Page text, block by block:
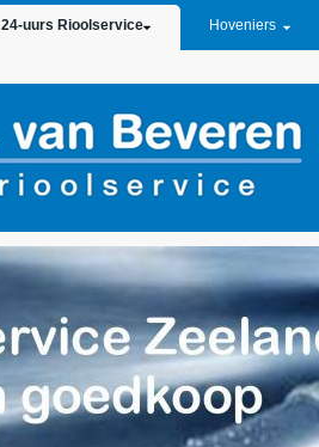
24-uurs Rioolservice Hoveniers